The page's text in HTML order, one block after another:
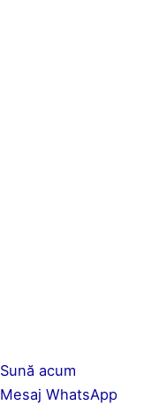
Sună acum
Mesaj WhatsApp